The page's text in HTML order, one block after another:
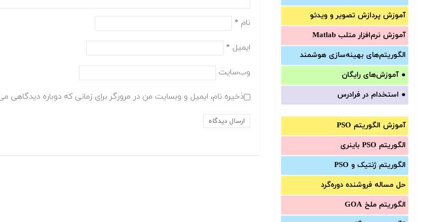
آموزش‌ پردازش تصویر و ویدئو
آموزش‌ نرم‌افزار متلب Matlab
الگوریتم‌های بهینه‌سازی هوشمند
● آموزش‌های رایگان
● استخدام در فرادرس
آموزش الگوریتم PSO
الگوریتم PSO باینری
الگوریتم ژنتیک و PSO
حل مساله فروشنده دوره‌گرد
الگوریتم ملخ GOA
نام *
ایمیل *
وب‌سایت
ذخیره نام، ایمیل و وبسایت من در مرورگر برای زمانی که دوباره دیدگاهی